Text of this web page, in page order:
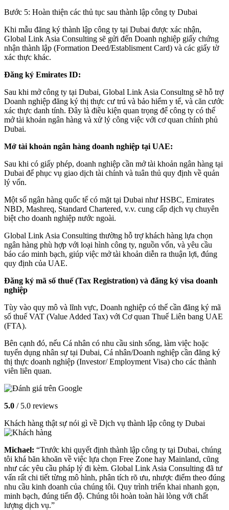
Bước 5: Hoàn thiện các thủ tục sau thành lập công ty Dubai
Khi mẫu đăng ký thành lập công ty tại Dubai được xác nhận,
Global Link Asia Consulting sẽ gửi đến Doanh nghiệp giấy chứng
nhận thành lập (Formation Deed/Establisment Card) và các giấy tờ
xác thực khác.
Đăng ký Emirates ID:
Sau khi mở công ty tại Dubai, Global Link Asia Consultng sẽ hỗ trợ
Doanh nghiệp đăng ký thị thực cư trú và bảo hiểm y tế, và căn cước
xác thực danh tính. Đây là điều kiện quan trọng để công ty có thể
mở tài khoản ngân hàng và xử lý công việc với cơ quan chính phủ
Dubai.
Mở tài khoản ngân hàng doanh nghiệp tại UAE:
Sau khi có giấy phép, doanh nghiệp cần mở tài khoản ngân hàng tại
Dubai để phục vụ giao dịch tài chính và tuân thủ quy định về quản
lý vốn.
Một số ngân hàng quốc tế có mặt tại Dubai như HSBC, Emirates
NBD, Mashreq, Standard Chartered, v.v. cung cấp dịch vụ chuyên
biệt cho doanh nghiệp nước ngoài.
Global Link Asia Consulting thường hỗ trợ khách hàng lựa chọn
ngân hàng phù hợp với loại hình công ty, nguồn vốn, và yêu cầu
báo cáo minh bạch, giúp việc mở tài khoản diễn ra thuận lợi, đúng
quy định của UAE.
Đăng ký mã số thuế (Tax Registration) và đăng ký visa doanh
nghiệp
Tùy vào quy mô và lĩnh vực, Doanh nghiệp có thể cần đăng ký mã
số thuế VAT (Value Added Tax) với Cơ quan Thuế Liên bang UAE
(FTA).
Bên cạnh đó, nếu Cá nhân có nhu cầu sinh sống, làm việc hoặc
tuyển dụng nhân sự tại Dubai, Cá nhân/Doanh nghiệp cần đăng ký
thị thực doanh nghiệp (Investor/ Employment Visa) cho các thành
viên liên quan.
5.0 / 5.0 reviews
Khách hàng thật sự nói gì về Dịch vụ thành lập công ty Dubai
Michael: “Trước khi quyết định thành lập công ty tại Dubai, chúng
tôi khá băn khoăn về việc lựa chọn Free Zone hay Mainland, cũng
như các yêu cầu pháp lý đi kèm. Global Link Asia Consulting đã tư
vấn rất chi tiết từng mô hình, phân tích rõ ưu, nhược điểm theo đúng
nhu cầu kinh doanh của chúng tôi. Quy trình triển khai nhanh gọn,
minh bạch, đúng tiến độ. Chúng tôi hoàn toàn hài lòng với chất
lượng dịch vụ.”